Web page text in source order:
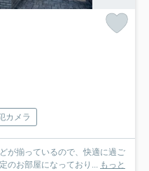
カメラ
が揃っているので、快適に過ご
のお部屋になっており... もっと